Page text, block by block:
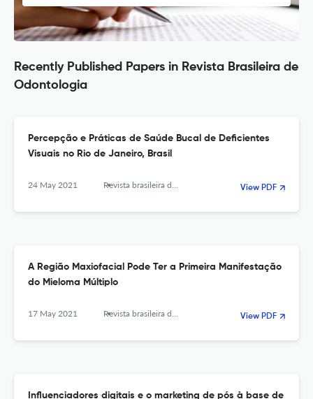
Recently Published Papers in Revista Brasileira de
Odontologia
Percepção e Práticas de Saúde Bucal de Deficientes
Visuais no Rio de Janeiro, Brasil
24 May 2021 Revista brasileira de odontologia View PDF
A Região Maxiofacial Pode Ter a Primeira Manifestação
do Mieloma Múltiplo
17 May 2021 Revista brasileira de odontologia View PDF
Influenciadores digitais e o marketing de pós à base de